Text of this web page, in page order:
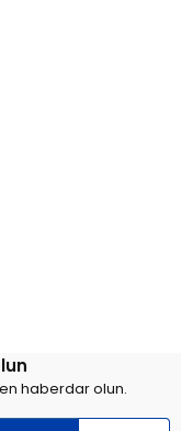
haberdar olun.